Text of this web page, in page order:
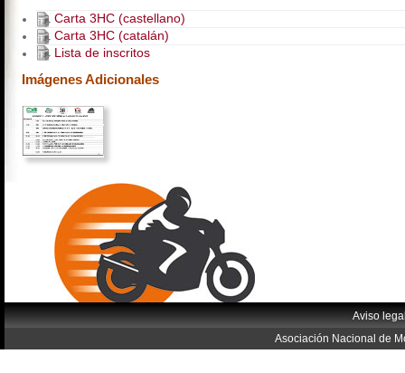
Carta 3HC (castellano)
Carta 3HC (catalán)
Lista de inscritos
Imágenes Adicionales
Aviso
Asociación Nacional de